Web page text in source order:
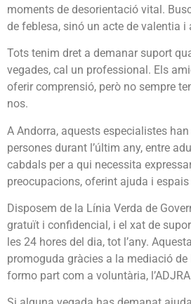
moments de desorientació vital.
de feblesa, sinó un acte de valentia i
Tots tenim dret a demanar suport
vegades, cal un professional. Els
oferir comprensió, però no sempre
nos.
A Andorra, aquests especialistes
persones durant l’últim any, entre
cabdals per a qui necessita
preocupacions, oferint ajuda i espais
Disposem de la Línia Verda de
gratuït i confidencial, i el xat de
les 24 hores del dia, tot l’any.
promoguda gràcies a la mediació de
formo part com a voluntària,